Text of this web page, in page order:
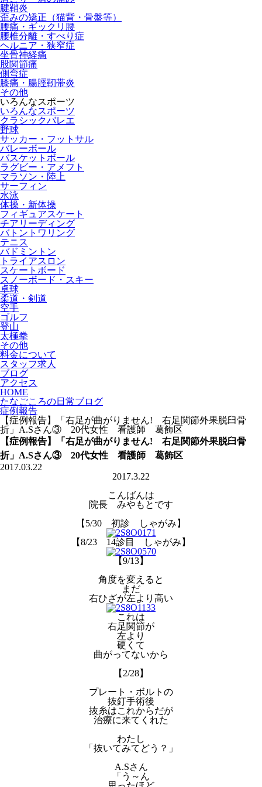
腱鞘炎
歪みの矯正（猫背・骨盤等）
腰痛・ギックリ腰
腰椎分離・すべり症
ヘルニア・狭窄症
坐骨神経痛
股関節痛
側弯症
膝痛・腸脛靭帯炎
その他
いろんなスポーツ
いろんなスポーツ
クラシックバレエ
野球
サッカー・フットサル
バレーボール
バスケットボール
ラグビー・アメフト
マラソン・陸上
サーフィン
水泳
体操・新体操
フィギュアスケート
チアリーディング
バトントワリング
テニス
バドミントン
トライアスロン
スケートボード
スノーボード・スキー
卓球
柔道・剣道
空手
ゴルフ
登山
太極拳
その他
料金について
スタッフ求人
ブログ
アクセス
HOME
たなごころの日常ブログ
症例報告
【症例報告】「右足が曲がりません! 右足関節外果脱臼骨
折」A.Sさん③ 20代女性 看護師 葛飾区
【症例報告】「右足が曲がりません! 右足関節外果脱臼骨
折」A.Sさん③ 20代女性 看護師 葛飾区
2017.03.22
2017.3.22
こんばんは
院長 みやもとです
【5/30 初診 しゃがみ】
【8/23 14診目 しゃがみ】
【9/13】
角度を変えると
まだ
右ひざが左より高い
これは
右足関節が
左より
硬くて
曲がってないから
【2/28】
プレート・ボルトの
抜釘手術後
抜糸はこれからだが
治療に来てくれた
わたし
「抜いてみてどう？」
A.Sさん
「う～ん